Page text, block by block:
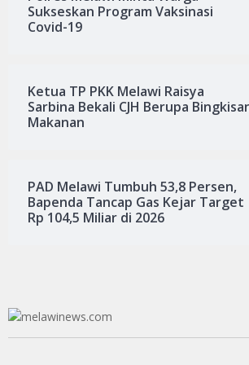
Sukseskan Program Vaksinasi
Covid-19
Ketua TP PKK Melawi Raisya
Sarbina Bekali CJH Berupa
Makanan
PAD Melawi Tumbuh 53,8 Persen,
Bapenda Tancap Gas Kejar Target
Rp 104,5 Miliar di 2026